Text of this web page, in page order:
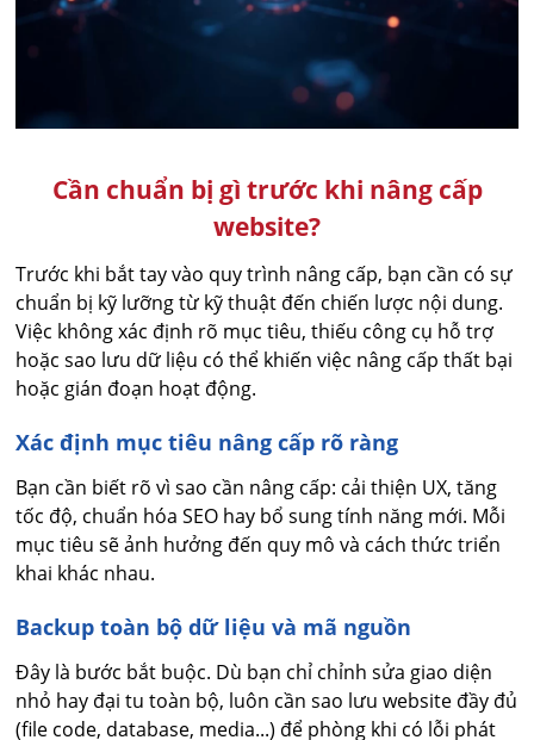
Cần chuẩn bị gì trước khi nâng cấp
website?
Trước khi bắt tay vào quy trình nâng cấp, bạn cần có sự
chuẩn bị kỹ lưỡng từ kỹ thuật đến chiến lược nội dung.
Việc không xác định rõ mục tiêu, thiếu công cụ hỗ trợ
hoặc sao lưu dữ liệu có thể khiến việc nâng cấp thất bại
hoặc gián đoạn hoạt động.
Xác định mục tiêu nâng cấp rõ ràng
Bạn cần biết rõ vì sao cần nâng cấp: cải thiện UX, tăng
tốc độ, chuẩn hóa SEO hay bổ sung tính năng mới. Mỗi
mục tiêu sẽ ảnh hưởng đến quy mô và cách thức triển
khai khác nhau.
Backup toàn bộ dữ liệu và mã nguồn
Đây là bước bắt buộc. Dù bạn chỉ chỉnh sửa giao diện
nhỏ hay đại tu toàn bộ, luôn cần sao lưu website đầy đủ
(file code, database, media...) để phòng khi có lỗi phát